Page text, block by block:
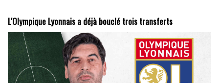
L'Olympique Lyonnais a déjà bouclé trois transferts